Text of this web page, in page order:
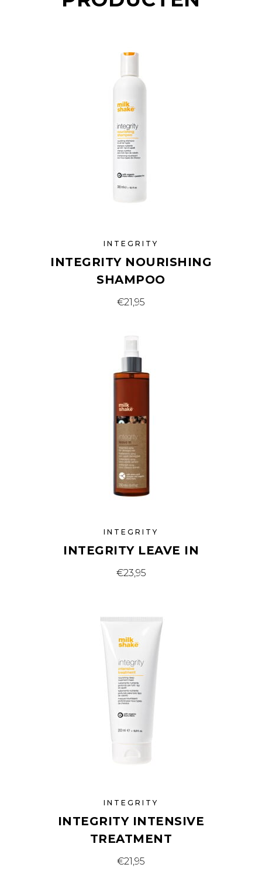
INTEGRITY
INTEGRITY NOURISHING
SHAMPOO
€21,95
INTEGRITY
INTEGRITY LEAVE IN
€23,95
INTEGRITY
INTEGRITY INTENSIVE
TREATMENT
€21,95